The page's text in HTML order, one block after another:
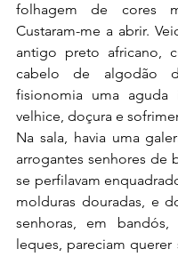
folhagem de cores
Custaram-me a abrir.
antigo preto africano,
cabelo de algodão
fisionomia uma aguda
velhice, doçura e
Na sala, havia uma
arrogantes senhores de
se perfilavam
molduras douradas, e
senhoras, em bandós,
leques, pareciam querer